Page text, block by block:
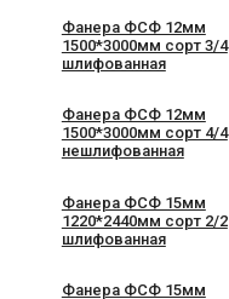
Фанера ФСФ 12мм
1500*3000мм сорт 3/4
шлифованная
Фанера ФСФ 12мм
1500*3000мм сорт 4/4
нешлифованная
Фанера ФСФ 15мм
1220*2440мм сорт 2/2
шлифованная
Фанера ФСФ 15мм